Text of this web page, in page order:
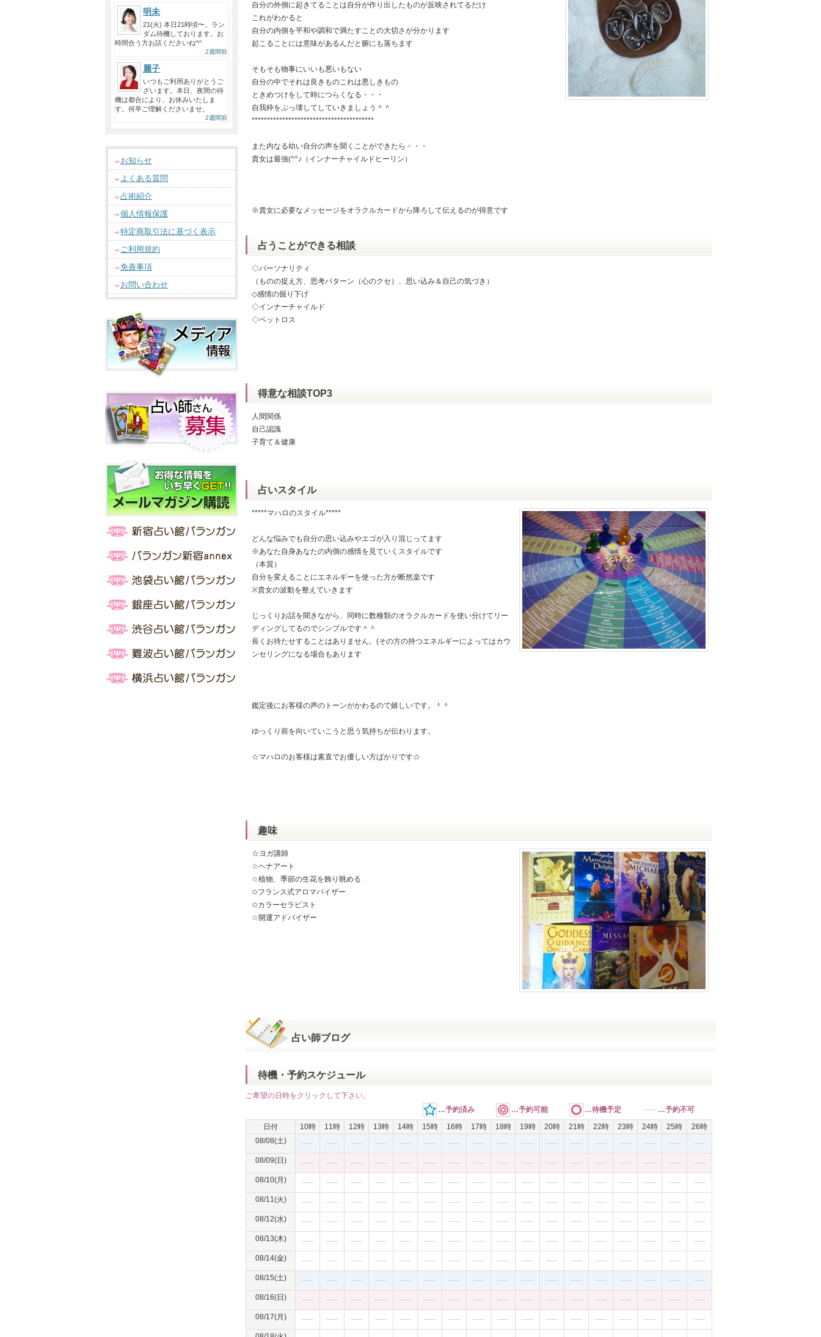
明未
21(火) 本日21時頃〜。ラン
ダム待機しております。お
時間合う方お話くださいね^^
2週間前
麗子
いつもご利用ありがとうご
ざいます。本日、夜間の待
機は都合により、お休みいたしま
す。何卒ご理解くださいませ。
2週間前
お知らせ
よくある質問
占術紹介
個人情報保護
特定商取引法に基づく表示
ご利用規約
免責事項
お問い合わせ
自分の外側に起きてることは自分が作り出したものが反映されてるだけ
これがわかると
自分の内側を平和や調和で満たすことの大切さが分かります
起こることには意味があるんだと腑にも落ちます
そもそも物事にいいも悪いもない
自分の中でそれは良きものこれは悪しきもの
ときめつけをして時につらくなる・・・
自我枠をぶっ壊してしていきましょう＾＾
****************************************
また内なる幼い自分の声を聞くことができたら・・・
貴女は最強(^^♪（インナーチャイルドヒーリン）
※貴女に必要なメッセージをオラクルカードから降ろして伝えるのが得意です
占うことができる相談
◇パーソナリティ
（ものの捉え方、思考パターン（心のクセ）、思い込み＆自己の気づき）
◇感情の掘り下げ
◇インナーチャイルド
◇ペットロス
得意な相談TOP3
人間関係
自己認識
子育て＆健康
占いスタイル
*****マハロのスタイル*****
どんな悩みでも自分の思い込みやエゴが入り混じってます
※あなた自身あなたの内側の感情を見ていくスタイルです
（本質）
自分を変えることにエネルギーを使った方が断然楽です
※貴女の波動を整えていきます
じっくりお話を聞きながら、同時に数種類のオラクルカードを使い分けてリー
ディングしてるのでシンプルです＾＾
長くお待たせすることはありません。(その方の持つエネルギーによってはカウ
ンセリングになる場合もあります
鑑定後にお客様の声のトーンがかわるので嬉しいです。＾＾
ゆっくり前を向いていこうと思う気持ちが伝わります。
☆マハロのお客様は素直でお優しい方ばかりです☆
趣味
☆ヨガ講師
☆ヘナアート
☆植物、季節の生花を飾り眺める
✩フランス式アロマバイザー
✩カラーセラピスト
☆開運アドバイザー
占い師ブログ
待機・予約スケジュール
ご希望の日時をクリックして下さい。
…予約済み
…予約可能 …待機予定
…予約不可
日付
10時 11時 12時 13時 14時 15時 16時 17時 18時 19時 20時 21時 22時 23時 24時 25時
26時
08/08(土)
08/09(日)
08/10(月)
08/11(火)
08/12(水)
08/13(木)
08/14(金)
08/15(土)
08/16(日)
08/17(月)